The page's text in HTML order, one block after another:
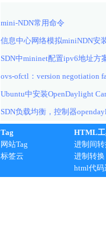
mini-NDN常用命令
信息中心网络模拟miniNDN安
SDN中mininet配置ipv6地址方
ovs-ofctl：version negotiation
Ubuntu中安装OpenDaylight
SDN负载均衡，控制器
Tag
网站Tag
标签云
HTML
进制间转
进制转换
html代码